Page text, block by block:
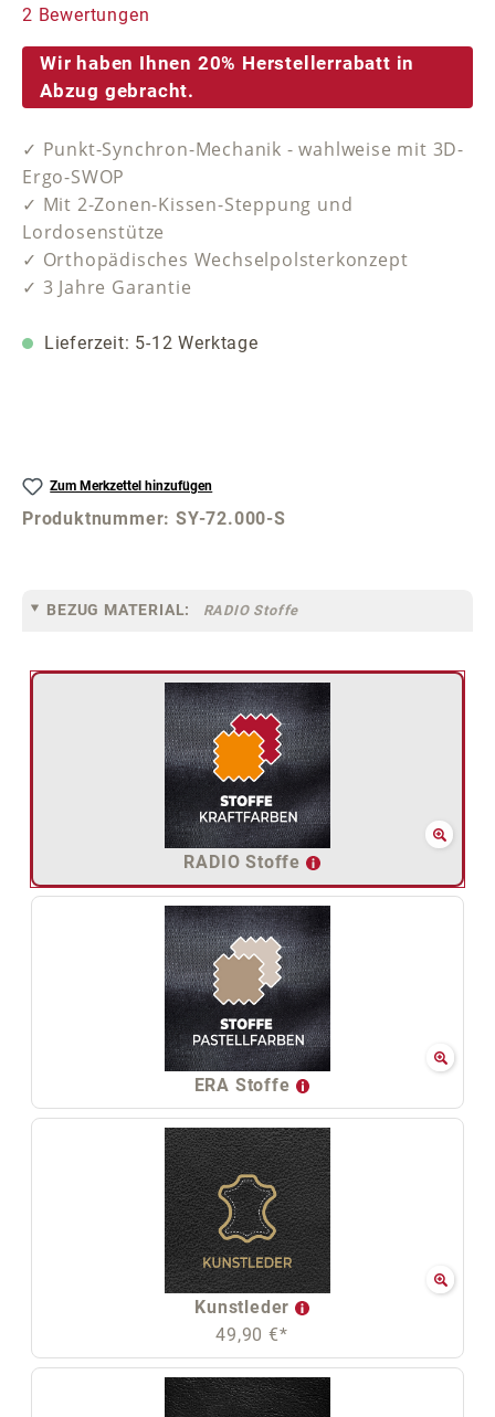
Durchschnittliche Bewertung von 5 von 5 Sternen
2 Bewertungen
Wir haben Ihnen 20% Herstellerrabatt in
Abzug gebracht.
✓ Punkt-Synchron-Mechanik - wahlweise mit 3D-
Ergo-SWOP
✓ Mit 2-Zonen-Kissen-Steppung und
Lordosenstütze
✓ Orthopädisches Wechselpolsterkonzept
✓ 3 Jahre Garantie
Lieferzeit: 5-12 Werktage
Zum Merkzettel hinzufügen
Produktnummer:SY-72.000-S
BEZUG MATERIAL: RADIO Stoffe
RADIO Stoffe
ERA Stoffe
Kunstleder
49,90 €*